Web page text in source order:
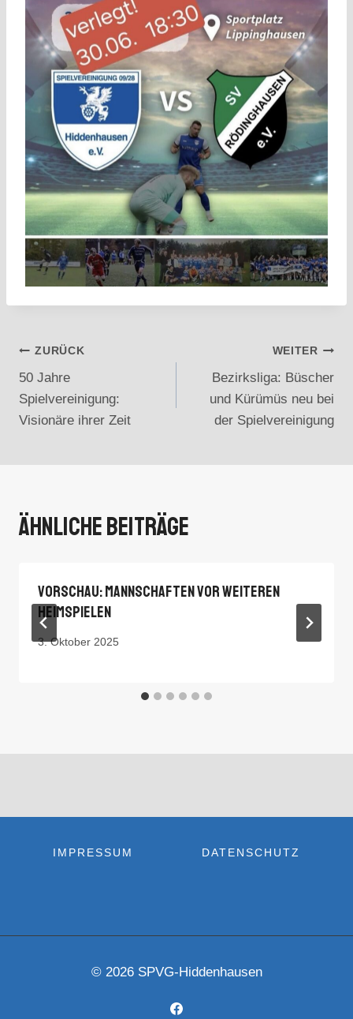
Beitragsnavigation
ZURÜCK
50 Jahre
Spielvereinigung:
Visionäre ihrer Zeit
WEITER
Bezirksliga: Büscher
und Kürümüs neu bei
der Spielvereinigung
Ähnliche Beiträge
Vorschau: Mannschaften Vor Weiteren
Heimspielen
3. Oktober 2025
IMPRESSUM DATENSCHUTZ
© 2026 SPVG-Hiddenhausen